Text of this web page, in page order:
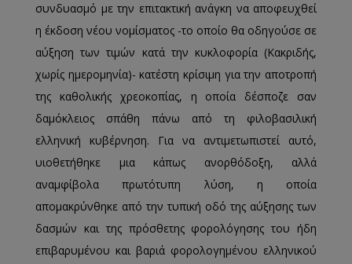
συνδυασμό με την επιτακτική ανάγκη να αποφευχθεί
η έκδοση νέου νομίσματος -το οποίο θα οδηγούσε σε
αύξηση των τιμών κατά την κυκλοφορία (Κακριδής,
χωρίς ημερομηνία)- κατέστη κρίσιμη για την αποτροπή
της καθολικής χρεοκοπίας, η οποία δέσποζε σαν
δαμόκλειος σπάθη πάνω από τη φιλοβασιλική
ελληνική κυβέρνηση. Για να αντιμετωπιστεί αυτό,
υιοθετήθηκε μια κάπως ανορθόδοξη, αλλά
αναμφίβολα πρωτότυπη λύση, η οποία
απομακρύνθηκε από την τυπική οδό της αύξησης των
δασμών και της πρόσθετης φορολόγησης του ήδη
επιβαρυμένου και βαριά φορολογημένου ελληνικού